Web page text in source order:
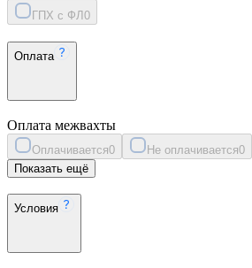
ГПХ с ФЛ 0
Оплата
Оплата межвахты
Оплачивается0 Не оплачивается0
Показать ещё
Условия